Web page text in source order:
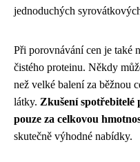
jednoduchých
Při porovnávání cen je také
čistého proteinu. Někdy
než velké balení za běžnou
látky. Zkušení
pouze za celkovou
skutečně výhodné nabídky.